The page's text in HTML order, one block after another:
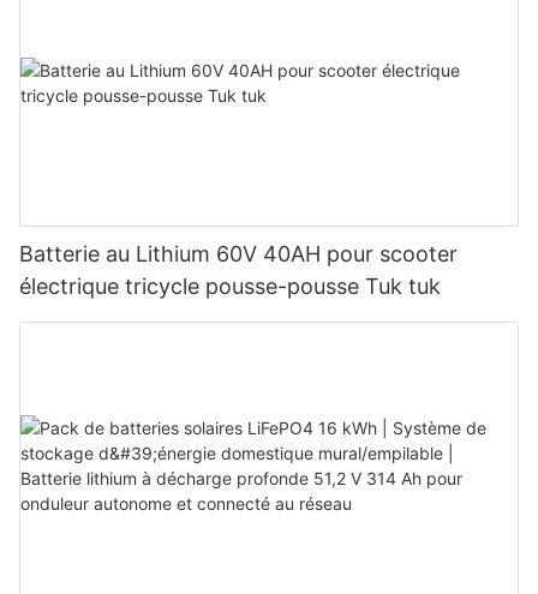
Batterie au Lithium 60V 40AH pour scooter
électrique tricycle pousse-pousse Tuk tuk